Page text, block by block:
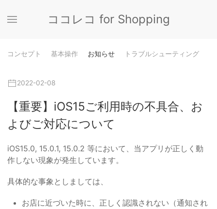
ココレコ for Shopping
コンセプト 基本操作 お知らせ トラブルシューティング
2022-02-08
【重要】iOS15ご利用時の不具合、お
よびご対応について
iOS15.0, 15.0.1, 15.0.2 等において、当アプリが正しく動
作しない現象が発生しています。
具体的な事象としましては、
お店に近づいた時に、正しく認識されない（通知され